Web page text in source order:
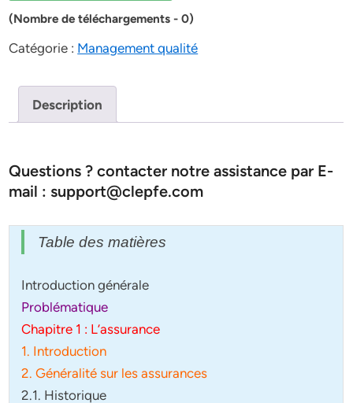
(Nombre de téléchargements - 0)
Catégorie : Management qualité
Description
Questions ? contacter notre assistance par E-
mail : support@clepfe.com
Table des matières
Introduction générale
Problématique
Chapitre 1 : L’assurance
1. Introduction
2. Généralité sur les assurances
2.1. Historique